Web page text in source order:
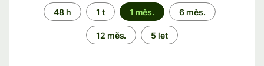
Časové
období
48 h 1 t 1 měs. 6 měs.
12 měs. 5 let